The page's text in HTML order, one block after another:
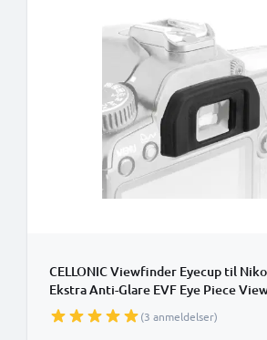
CELLONIC Viewfinder Eyecup til
Ekstra Anti-Glare EVF Eye Piece
Hood Cap
(3 anmeldelser)